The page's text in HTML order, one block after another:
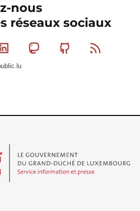
nous
réseaux sociaux
Linkedin MastodonGithub